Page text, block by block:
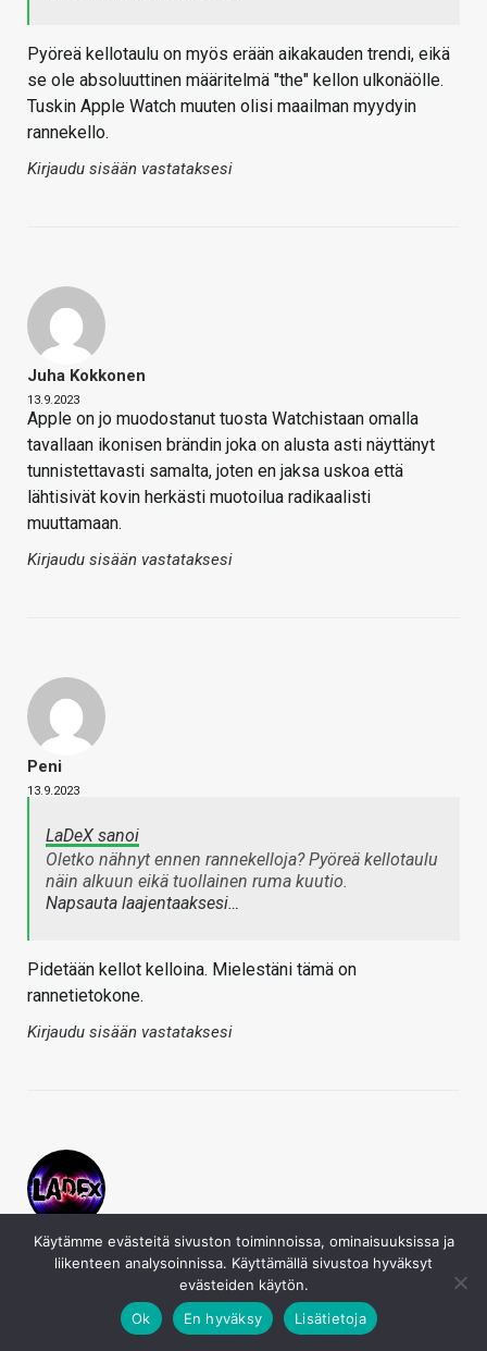
Pyöreä kellotaulu on myös erään aikakauden trendi, eikä
se ole absoluuttinen määritelmä "the" kellon ulkonäölle.
Tuskin Apple Watch muuten olisi maailman myydyin
rannekello.
Kirjaudu sisään vastataksesi
Juha Kokkonen
13.9.2023
Apple on jo muodostanut tuosta Watchistaan omalla
tavallaan ikonisen brändin joka on alusta asti näyttänyt
tunnistettavasti samalta, joten en jaksa uskoa että
lähtisivät kovin herkästi muotoilua radikaalisti
muuttamaan.
Kirjaudu sisään vastataksesi
Peni
13.9.2023
LaDeX sanoi
Oletko nähnyt ennen rannekelloja? Pyöreä kellotaulu
näin alkuun eikä tuollainen ruma kuutio.
Napsauta laajentaaksesi…
Pidetään kellot kelloina. Mielestäni tämä on
rannetietokone.
Kirjaudu sisään vastataksesi
LaDeX
13.9.2023
Emeron sanoi
Kyllä ihan perusrannekelloja saa vaikka
Käytämme evästeitä sivuston toiminnoissa, ominaisuuksissa ja
liikenteen analysoinnissa. Käyttämällä sivustoa hyväksyt
evästeiden käytön.
Ok
En hyväksy Lisätietoja